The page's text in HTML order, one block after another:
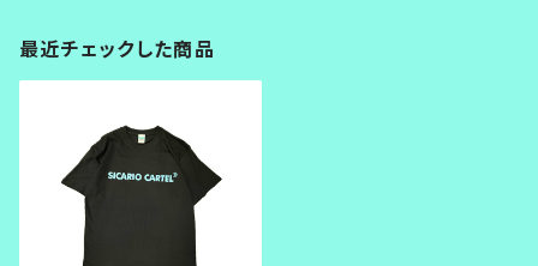
最近チェックした商品